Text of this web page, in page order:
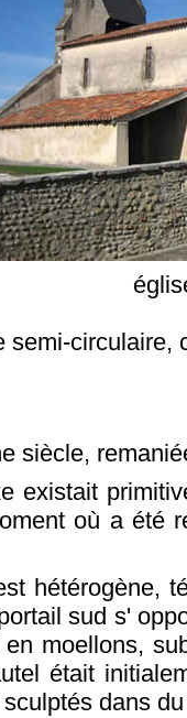
semi-circulaire,
siècle,
existait
où a été
hétérogène,
sud s'
moellons,
était
dans